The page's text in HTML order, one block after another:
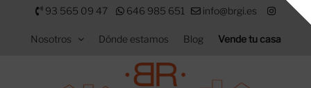
contenido
93 565 09 47 646 985 651 info@brgi.es
Nosotros Dónde estamos Blog Vende tu casa